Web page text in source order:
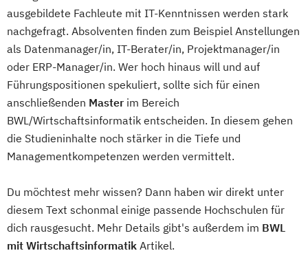
ausgebildete Fachleute mit IT-Kenntnissen werden stark
nachgefragt. Absolventen finden zum Beispiel Anstellungen
als Datenmanager/in, IT-Berater/in, Projektmanager/in
oder ERP-Manager/in. Wer hoch hinaus will und auf
Führungspositionen spekuliert, sollte sich für einen
anschließenden Master im Bereich
BWL/Wirtschaftsinformatik entscheiden. In diesem gehen
die Studieninhalte noch stärker in die Tiefe und
Managementkompetenzen werden vermittelt.
Du möchtest mehr wissen? Dann haben wir direkt unter
diesem Text schonmal einige passende Hochschulen für
dich rausgesucht. Mehr Details gibt's außerdem im BWL
mit Wirtschaftsinformatik Artikel.